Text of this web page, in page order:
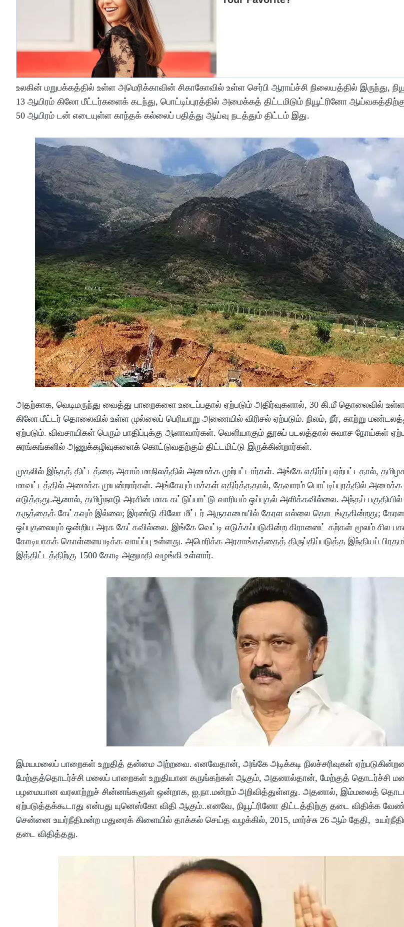
உலகின் மறுபக்கத்தில் உள்ள அமெரிக்காவின் சிகாகோவில் உள்ள செர்பி ஆராய்ச்சி நிலையத்தில் இருந்து,
13 ஆயிரம் கிலோ மீட்டர்களைக் கடந்து, பொட்டிப்புரத்தில் அமைக்கத் திட்டமிடும் நியூட்ரினோ
50 ஆயிரம் டன் எடையுள்ள காந்தக் கல்லைப் பதித்து ஆய்வு நடத்தும் திட்டம் இது.
அதற்காக, வெடிமருந்து வைத்து பாறைகளை உடைப்பதால் ஏற்படும் அதிர்வுகளால், 30 கி.மீ தொலைவில்
கிலோ மீட்டர் தொலைவில் உள்ள முல்லைப் பெரியாறு அணையில் விரிசல் ஏற்படும். நிலம், நீர், காற்று
ஏற்படும். விவசாயிகள் பெரும் பாதிப்புக்கு ஆளாவார்கள். வெளியாகும் தூசுப் படலத்தால் சுவாச நோய்கள்
சுரங்கங்களில் அணுக்கழிவுகளைக் கொட்டுவதற்கும் திட்டமிட்டு இருக்கின்றார்கள்.
முதலில் இந்தத் திட்டத்தை அசாம் மாநிலத்தில் அமைக்க முற்பட்டார்கள். அங்கே எதிர்ப்பு ஏற்பட்டதால்,
மாவட்டத்தில் அமைக்க முயன்றார்கள். அங்கேயும் மக்கள் எதிர்த்ததால், தேவாரம் பொட்டிப்புரத்தில் அமைக்க
எடுத்தது.ஆனால், தமிழ்நாடு அரசின் மாசு கட்டுப்பாட்டு வாரியம் ஒப்புதல் அளிக்கவில்லை. அந்தப்
கருத்தைக் கேட்கவும் இல்லை; இரண்டு கிலோ மீட்டர் அருகாமையில் கேரள எல்லை தொடங்குகின்றது; கேரள
ஒப்புதலையும் ஒன்றிய அரசு கேட்கவில்லை. இங்கே வெட்டி எடுக்கப்படுகின்ற கிரானைட் கற்கள் மூலம் சில
கோடியாகக் கொள்ளையடிக்க வாய்ப்பு உள்ளது. அமெரிக்க அரசாங்கத்தைத் திருப்திப்படுத்த இந்தியப்
இத்திட்டத்திற்கு 1500 கோடி அனுமதி வழங்கி உள்ளார்.
இமயமலைப் பாறைகள் உறுதித் தன்மை அற்றவை. எனவேதான், அங்கே அடிக்கடி நிலச்சரிவுகள்
மேற்குத்தொடர்ச்சி மலைப் பாறைகள் உறுதியான கருங்கற்கள் ஆகும், அதனால்தான், மேற்குத் தொடர்ச்சி
பழமையான வரலாற்றுச் சின்னங்களுள் ஒன்றாக, ஐ.நா.மன்றம் அறிவித்துள்ளது. அதனால், இம்மலைத்
ஏற்படுத்தக்கூடாது என்பது யுனெஸ்கோ விதி ஆகும்..எனவே, நியூட்ரினோ திட்டத்திற்கு தடை விதிக்க
சென்னை உயர்நீதிமன்ற மதுரைக் கிளையில் தாக்கல் செய்த வழக்கில், 2015, மார்ச்சு 26 ஆம் தேதி,
தடை விதித்தது.